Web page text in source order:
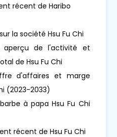
récent de Haribo
la société Hsu Fu Chi
aperçu de l'activité et
de Hsu Fu Chi
d'affaires et marge
(2023-2033)
à papa Hsu Fu Chi
récent de Hsu Fu Chi